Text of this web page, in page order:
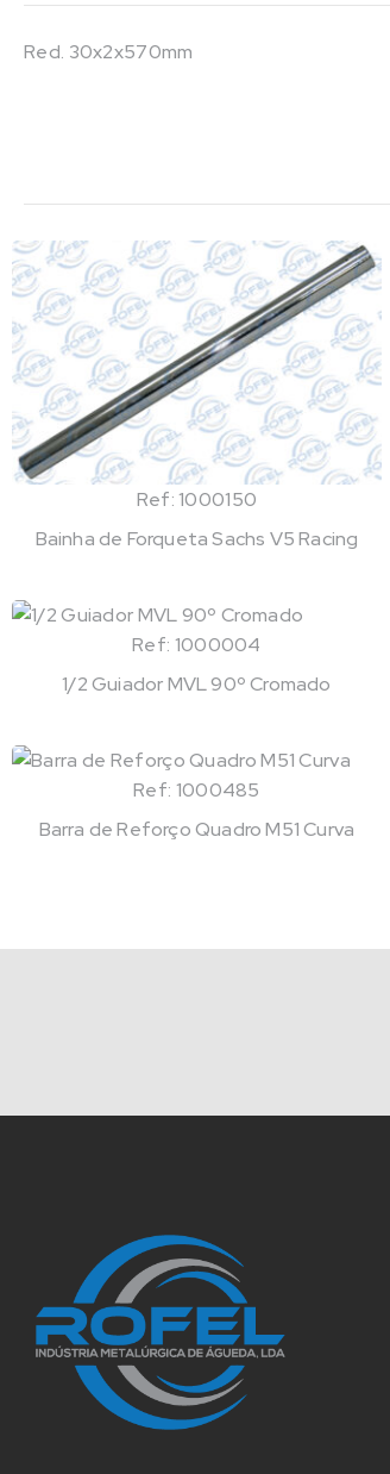
Red. 30x2x570mm
Ref: 1000150
Bainha de Forqueta Sachs V5 Racing
Ref: 1000004
1/2 Guiador MVL 90º Cromado
Ref: 1000485
Barra de Reforço Quadro M51 Curva